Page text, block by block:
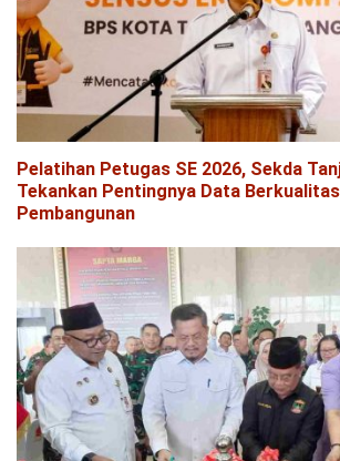
Pelatihan Petugas SE 2026, Sekda
Tekankan Pentingnya Data
Pembangunan